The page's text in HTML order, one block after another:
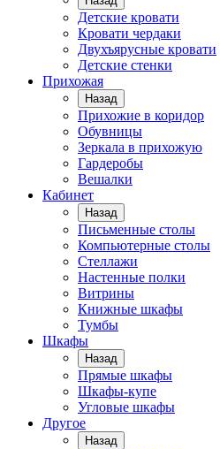
Детские кровати
Кровати чердаки
Двухъярусные кровати
Детские стенки
Прихожая
Назад
Прихожие в коридор
Обувницы
Зеркала в прихожую
Гардеробы
Вешалки
Кабинет
Назад
Письменные столы
Компьютерные столы
Стеллажи
Настенные полки
Витрины
Книжные шкафы
Тумбы
Шкафы
Назад
Прямые шкафы
Шкафы-купе
Угловые шкафы
Другое
Назад